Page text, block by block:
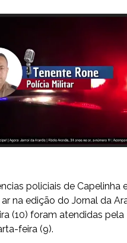
policiais de Capelinha
na edição do Jornal da
(10) foram atendidas pela
feira (9).